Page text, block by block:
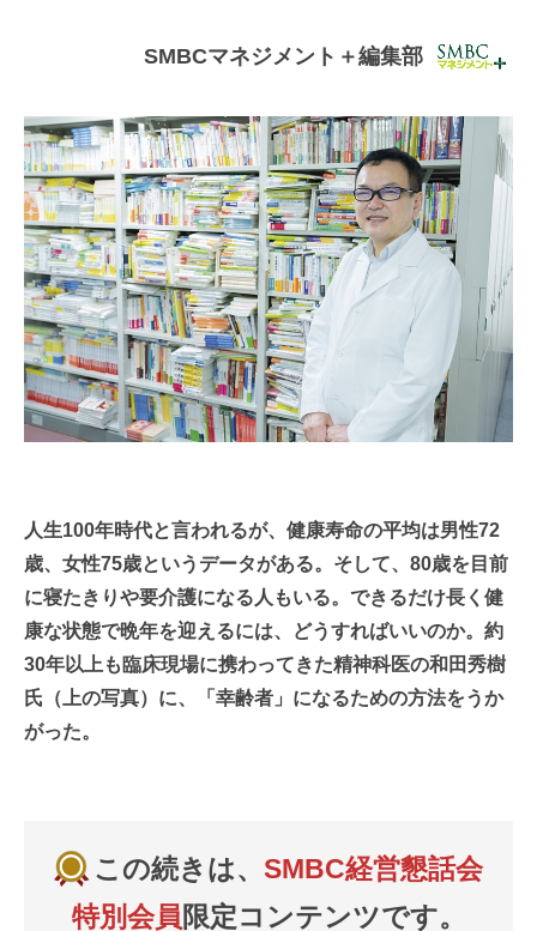
InfoLoungeとは
利用規約
プライバシーポリシー
本サイトのご利用にあたって
お問い合わせ
運営会社
SMBCマネジメント＋編集部
人生100年時代と言われるが、健康寿命の平均は男性72
歳、女性75歳というデータがある。そして、80歳を目前
に寝たきりや要介護になる人もいる。できるだけ長く健
康な状態で晩年を迎えるには、どうすればいいのか。約
30年以上も臨床現場に携わってきた精神科医の和田秀樹
氏（上の写真）に、「幸齢者」になるための方法をうか
がった。
この続きは、SMBC経営懇話会
特別会員 限定コンテンツです。